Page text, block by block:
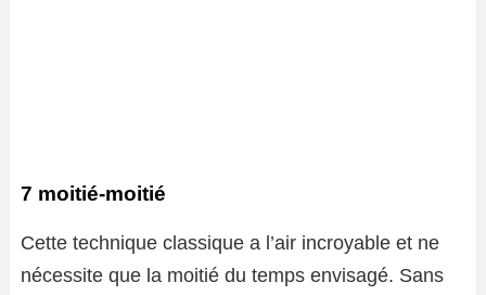
7 moitié-moitié
Cette technique classique a l’air incroyable et ne
nécessite que la moitié du temps envisagé. Sans